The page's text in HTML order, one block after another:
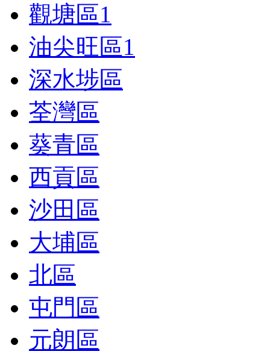
觀塘區1
油尖旺區1
深水埗區
荃灣區
葵青區
西貢區
沙田區
大埔區
北區
屯門區
元朗區